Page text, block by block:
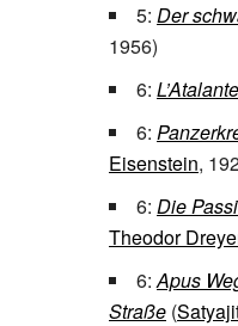
5: Der
1956)
6: L’Atalante
6:
Eisenstein,
6: Die
Theodor
6:Apus
Straße (